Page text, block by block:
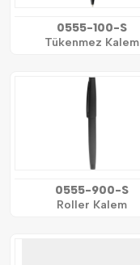
0555-100-S
Tükenmez Kalem
0555-900-S
Roller Kalem